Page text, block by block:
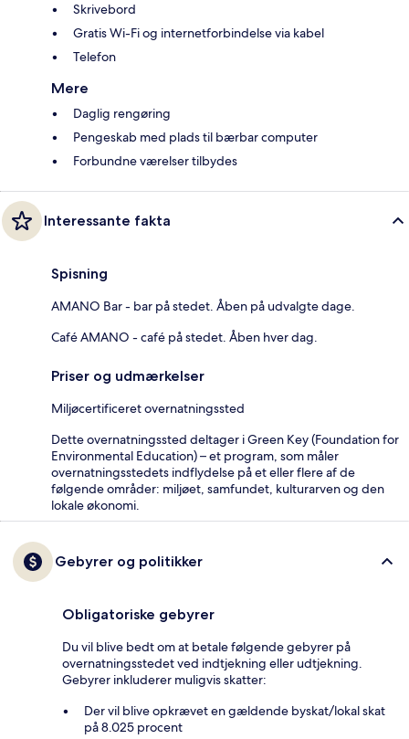
Skrivebord
Gratis Wi-Fi og internetforbindelse via kabel
Telefon
Mere
Daglig rengøring
Pengeskab med plads til bærbar computer
Forbundne værelser tilbydes
Interessante fakta
Spisning
AMANO Bar - bar på stedet. Åben på udvalgte dage.
Café AMANO - café på stedet. Åben hver dag.
Priser og udmærkelser
Miljøcertificeret overnatningssted
Dette overnatningssted deltager i Green Key (Foundation for
Environmental Education) – et program, som måler
overnatningsstedets indflydelse på et eller flere af de
følgende områder: miljøet, samfundet, kulturarven og den
lokale økonomi.
Gebyrer og politikker
Obligatoriske gebyrer
Du vil blive bedt om at betale følgende gebyrer på
overnatningsstedet ved indtjekning eller udtjekning.
Gebyrer inkluderer muligvis skatter:
Der vil blive opkrævet en gældende byskat/lokal skat
på 8.025 procent